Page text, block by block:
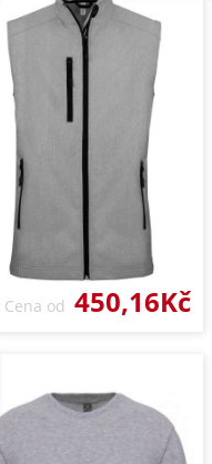
Cena od 450,16Kč